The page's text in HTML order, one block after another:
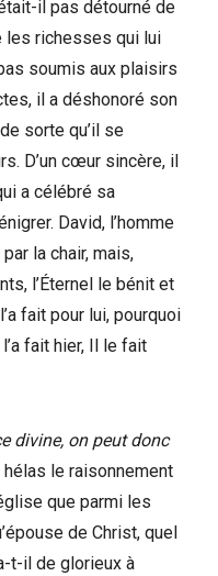
il pas détourné de
les richesses qui lui
soumis aux plaisirs
il a déshonoré son
sorte qu’il se
D’un cœur sincère, il
a célébré sa
David, l’homme
la chair, mais,
l’Éternel le bénit et
fait pour lui, pourquoi
fait hier, Il le fait
divine, on peut donc
le raisonnement
que parmi les
de Christ, quel
t-il de glorieux à